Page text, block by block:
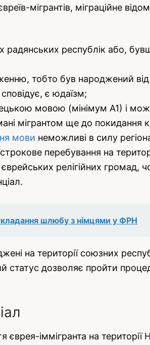
мігрантів, міграційне
радянських республік або,
тобто був народжений
є юдаїзм;
мовою (мінімум А1) і
мігрантом ще до
мови неможливі в силу
перебування на
релігійних громад,
шлюбу з німцями у ФРН
на території союзних
статус дозволяє пройти
іммігранта на